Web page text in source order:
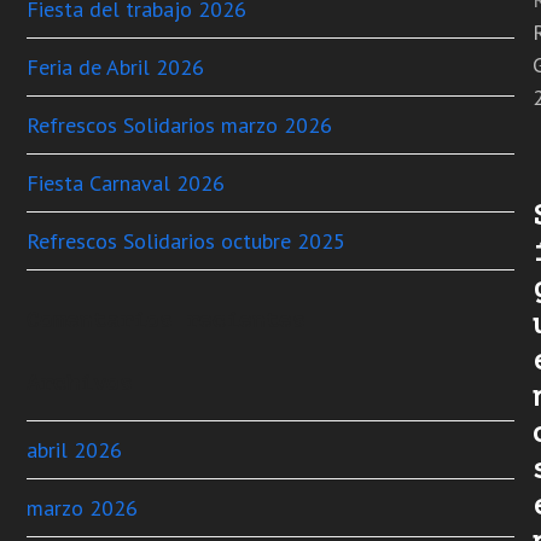
Fiesta del trabajo 2026
Feria de Abril 2026
Refrescos Solidarios marzo 2026
Fiesta Carnaval 2026
Refrescos Solidarios octubre 2025
abril 2026
marzo 2026